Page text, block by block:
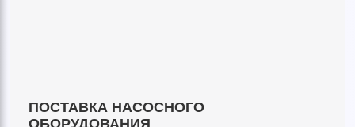
ПОСТАВКА НАСОСНОГО
ОБОРУДОВАНИЯ